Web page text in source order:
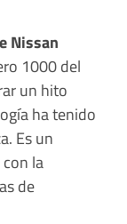
Nissan
1000 del
un hito
ha tenido
Es un
la
de